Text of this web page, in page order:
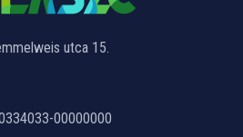
utca 15.
00000000